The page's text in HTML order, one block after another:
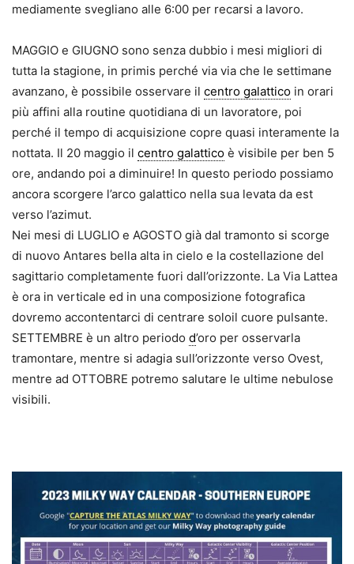
mediamente svegliano alle 6:00 per recarsi a lavoro.
MAGGIO e GIUGNO sono senza dubbio i mesi migliori di
tutta la stagione, in primis perché via via che le settimane
avanzano, è possibile osservare il centro galattico in orari
più affini alla routine quotidiana di un lavoratore, poi
perché il tempo di acquisizione copre quasi interamente la
nottata. Il 20 maggio il centro galattico è visibile per ben 5
ore, andando poi a diminuire! In questo periodo possiamo
ancora scorgere l’arco galattico nella sua levata da est
verso l’azimut.
Nei mesi di LUGLIO e AGOSTO già dal tramonto si scorge
di nuovo Antares bella alta in cielo e la costellazione del
sagittario completamente fuori dall’orizzonte. La Via Lattea
è ora in verticale ed in una composizione fotografica
dovremo accontentarci di centrare soloil cuore pulsante.
SETTEMBRE è un altro periodo d’oro per osservarla
tramontare, mentre si adagia sull’orizzonte verso Ovest,
mentre ad OTTOBRE potremo salutare le ultime nebulose
visibili.